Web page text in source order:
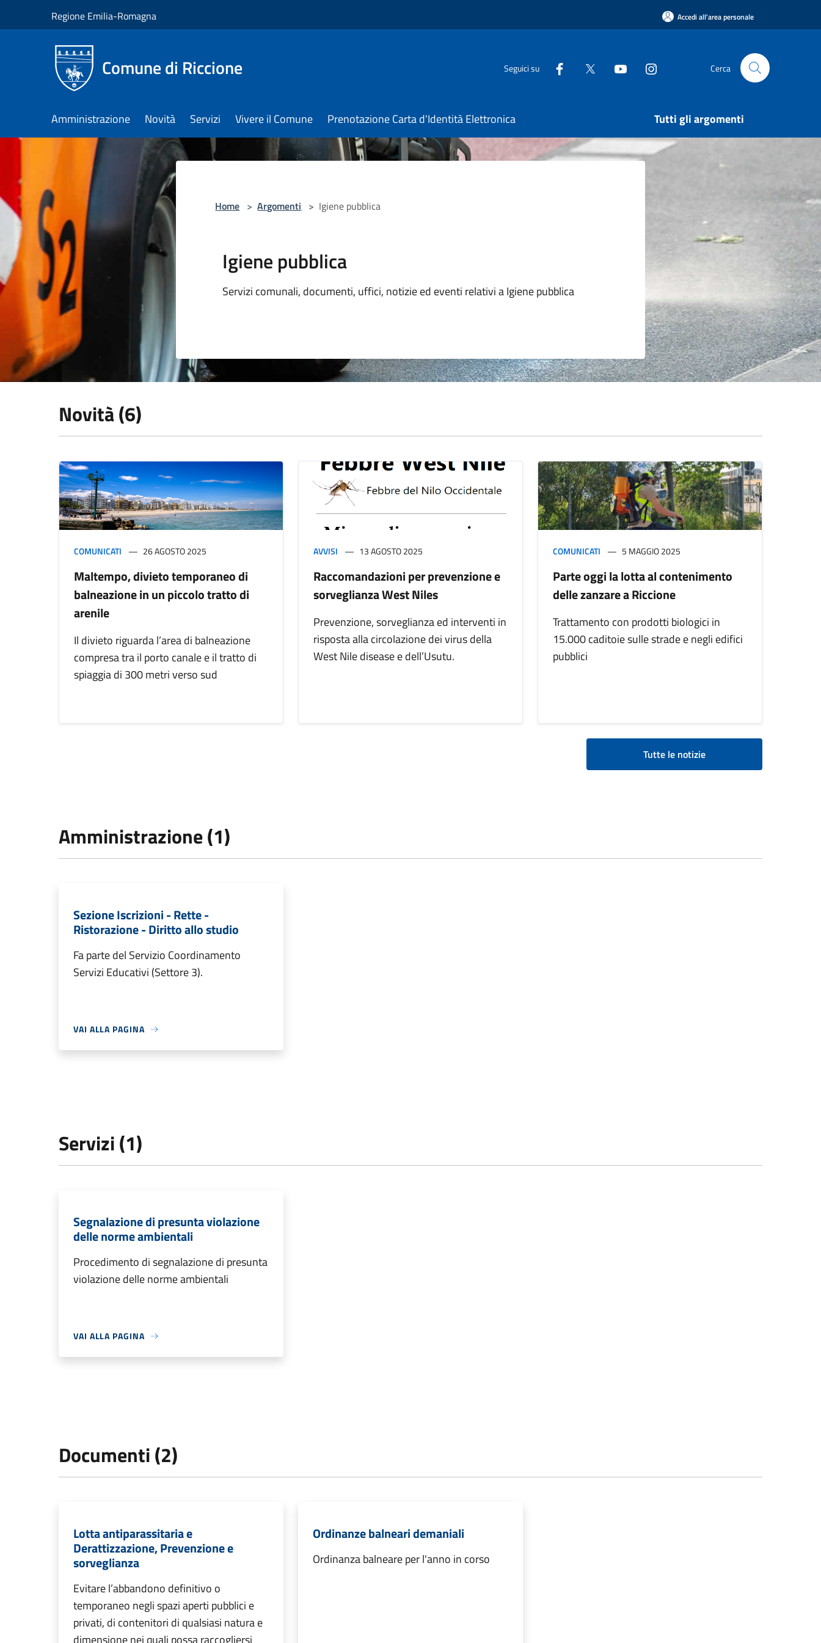
Regione Emilia-Romagna Accedi all'area personale
Comune di Riccione Seguici su Cerca
Amministrazione Novità Servizi Vivere il Comune Prenotazione Carta d'Identità Elettronica Tutti gli argomenti
Home > Argomenti > Igiene pubblica
Igiene pubblica
Servizi comunali, documenti, uffici, notizie ed eventi relativi a Igiene pubblica
Novità (6)
COMUNICATI 26 AGOSTO 2025
Maltempo, divieto temporaneo di
balneazione in un piccolo tratto di
arenile
Il divieto riguarda l’area di balneazione
compresa tra il porto canale e il tratto di
spiaggia di 300 metri verso sud
AVVISI 13 AGOSTO 2025
Raccomandazioni per prevenzione e
sorveglianza West Niles
Prevenzione, sorveglianza ed interventi in
risposta alla circolazione dei virus della
West Nile disease e dell’Usutu.
COMUNICATI 5 MAGGIO 2025
Parte oggi la lotta al contenimento
delle zanzare a Riccione
Trattamento con prodotti biologici in
15.000 caditoie sulle strade e negli edifici
pubblici
Tutte le notizie
Amministrazione (1)
Sezione Iscrizioni - Rette -
Ristorazione - Diritto allo studio
Fa parte del Servizio Coordinamento
Servizi Educativi (Settore 3).
VAI ALLA PAGINA
Servizi (1)
Segnalazione di presunta violazione
delle norme ambientali
Procedimento di segnalazione di presunta
violazione delle norme ambientali
VAI ALLA PAGINA
Documenti (2)
Lotta antiparassitaria e
Derattizzazione, Prevenzione e
sorveglianza
Evitare l’abbandono definitivo o
temporaneo negli spazi aperti pubblici e
privati, di contenitori di qualsiasi natura e
Ordinanze balneari demaniali
Ordinanza balneare per l'anno in corso